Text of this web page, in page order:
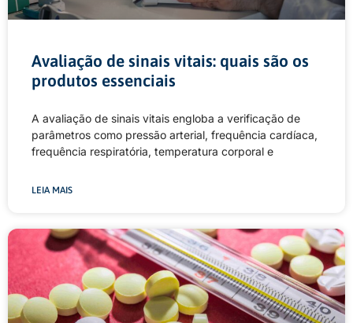
Avaliação de sinais vitais: quais são os
produtos essenciais
A avaliação de sinais vitais engloba a verificação de
parâmetros como pressão arterial, frequência cardíaca,
frequência respiratória, temperatura corporal e
LEIA MAIS